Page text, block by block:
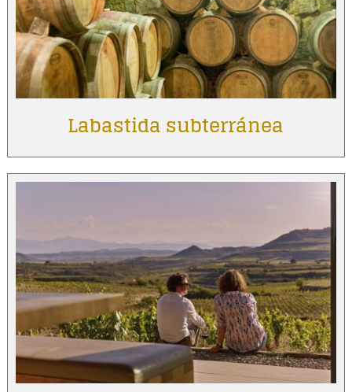
Labastida subterránea